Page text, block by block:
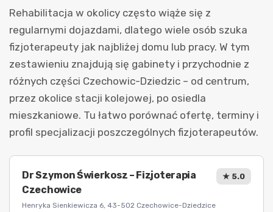
Rehabilitacja w okolicy często wiąże się z
regularnymi dojazdami, dlatego wiele osób szuka
fizjoterapeuty jak najbliżej domu lub pracy. W tym
zestawieniu znajdują się gabinety i przychodnie z
różnych części Czechowic-Dziedzic – od centrum,
przez okolice stacji kolejowej, po osiedla
mieszkaniowe. Tu łatwo porównać ofertę, terminy i
profil specjalizacji poszczególnych fizjoterapeutów.
Dr Szymon Świerkosz – Fizjoterapia
Czechowice
Henryka Sienkiewicza 6, 43-502 Czechowice-Dziedzice
★ 5.0